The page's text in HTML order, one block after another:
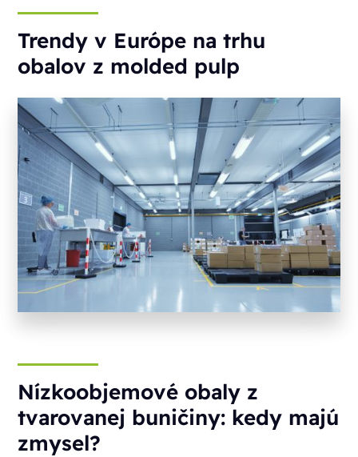
Trendy v Európe na trhu
obalov z molded pulp
Nízkoobjemové obaly z
tvarovanej buničiny: kedy majú
zmysel?